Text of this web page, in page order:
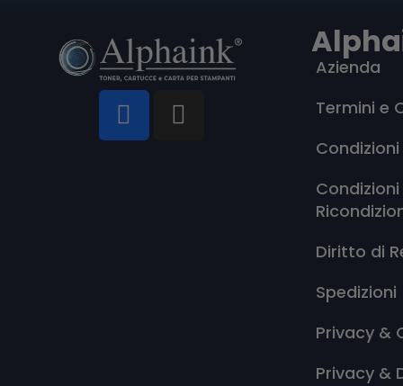
Azienda
Termini e
Diritto di
Spedizioni
Privacy &
Privacy &